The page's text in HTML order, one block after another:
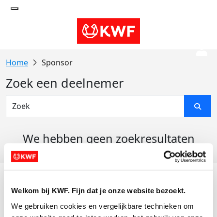
Welkom bij KWF. Fijn dat je onze website bezoekt.
We gebruiken cookies en vergelijkbare technieken om
Sponsor
Zoek een deelnemer
We hebben geen zoekresultaten
Actiematerialen
Evenementen